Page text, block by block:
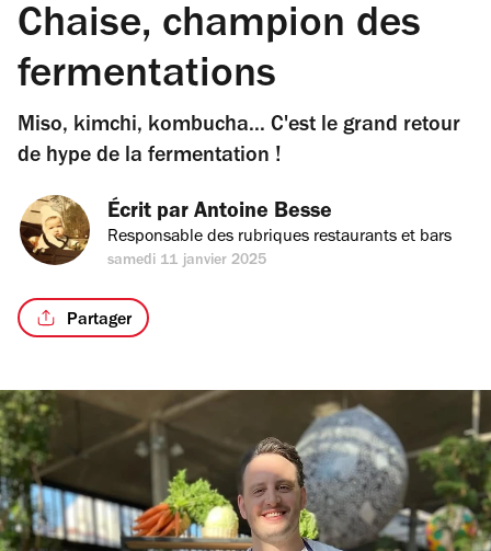
Chaise, champion des
fermentations
Miso, kimchi, kombucha... C'est le grand retour
de hype de la fermentation !
Écrit par Antoine Besse
Responsable des rubriques restaurants et bars
samedi 11 janvier 2025
Partager